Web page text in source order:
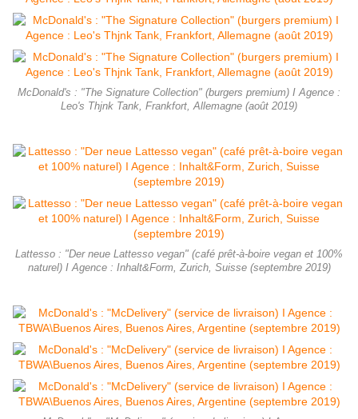
McDonald's : "The Signature Collection" (burgers premium) I Agence :
Leo's Thjnk Tank, Frankfort, Allemagne (août 2019)
Lattesso : "Der neue Lattesso vegan" (café prêt-à-boire vegan et 100%
naturel) I Agence : Inhalt&Form, Zurich, Suisse (septembre 2019)